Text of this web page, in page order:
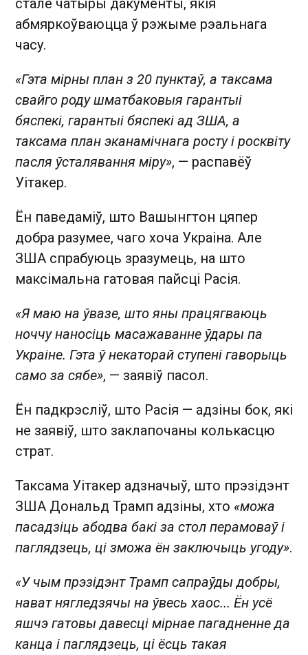
абмяркоўваюцца ў рэжыме рэальнага
часу.
«Гэта мірны план з 20 пунктаў, а таксама
свайго роду шматбаковыя гарантыі
бяспекі, гарантыі бяспекі ад ЗША, а
таксама план эканамічнага росту і росквіту
пасля ўсталявання міру», — распавёў
Уітакер.
Ён паведаміў, што Вашынгтон цяпер
добра разумее, чаго хоча Украіна. Але
ЗША спрабуюць зразумець, на што
максімальна гатовая пайсці Расія.
«Я маю на ўвазе, што яны працягваюць
ноччу наносіць масажаванне ўдары па
Украіне. Гэта ў некаторай ступені гаворыць
само за сябе», — заявіў пасол.
Ён падкрэсліў, што Расія — адзіны бок, які
не заявіў, што заклапочаны колькасцю
страт.
Таксама Уітакер адзначыў, што прэзідэнт
ЗША Дональд Трамп адзіны, хто «можа
пасадзіць абодва бакі за стол перамоваў і
паглядзець, ці зможа ён заключыць угоду».
«У чым прэзідэнт Трамп сапраўды добры,
нават нягледзячы на ўвесь хаос... Ён усё
яшчэ гатовы давесці мірнае пагадненне да
канца і паглядзець, ці ёсць такая